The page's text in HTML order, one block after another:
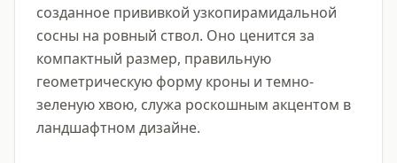
созданное прививкой узкопирамидальной
сосны на ровный ствол. Оно ценится за
компактный размер, правильную
геометрическую форму кроны и темно-
зеленую хвою, служа роскошным акцентом в
ландшафтном дизайне.